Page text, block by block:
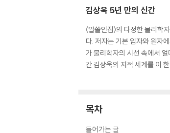
김상욱 5년 만의 신간
〈알쓸인잡〉의 다정한 물리
다. 저자는 기본 입자와 원자
가 물리학자의 시선 속에서
간 김상욱의 지적 세계를 이
목차
들어가는 글